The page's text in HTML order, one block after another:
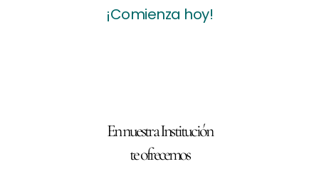
¡Comienza hoy!
En nuestra Institución
te ofrecemos